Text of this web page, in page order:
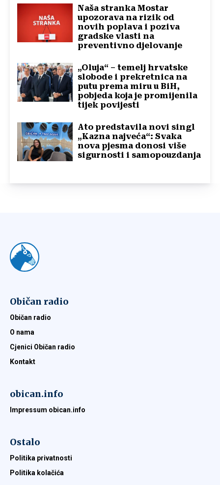
Naša stranka Mostar
upozorava na rizik od
novih poplava i poziva
gradske vlasti na
preventivno djelovanje
„Oluja“ – temelj hrvatske
slobode i prekretnica na
putu prema miru u BiH,
pobjeda koja je promijenila
tijek povijesti
Ato predstavila novi singl
„Kazna najveća“: Svaka
nova pjesma donosi više
sigurnosti i samopouzdanja
Običan radio
Običan radio
O nama
Cjenici Običan radio
Kontakt
obican.info
Impressum obican.info
Ostalo
Politika privatnosti
Politika kolačića